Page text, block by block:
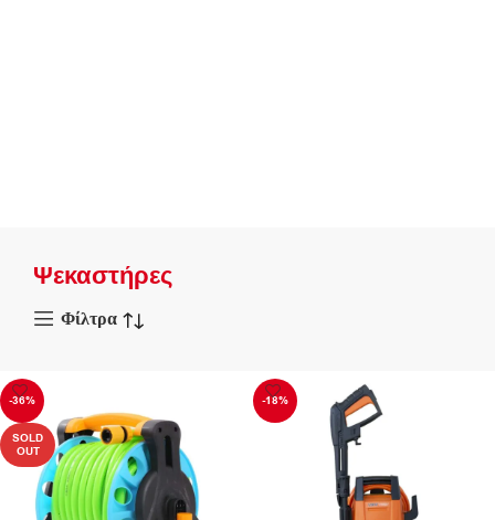
Ψεκαστήρες
Φίλτρα
-36%
SOLD
OUT
-18%